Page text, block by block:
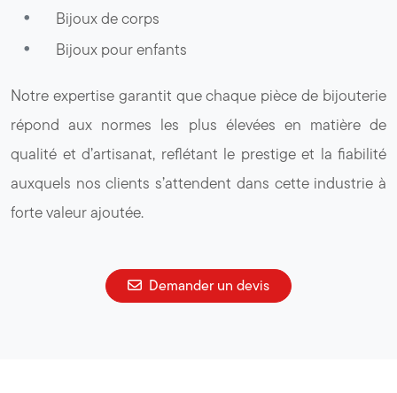
Bijoux de corps
Bijoux pour enfants
Notre expertise garantit que chaque pièce de bijouterie
répond aux normes les plus élevées en matière de
qualité et d’artisanat, reflétant le prestige et la fiabilité
auxquels nos clients s’attendent dans cette industrie à
forte valeur ajoutée.
Demander un devis